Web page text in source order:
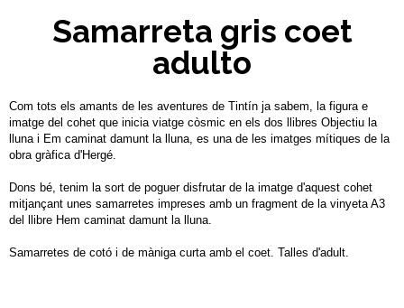
Samarreta gris coet
adulto
Com tots els amants de les aventures de Tintín ja sabem, la figura e
imatge del cohet que inicia viatge còsmic en els dos llibres Objectiu la
lluna i Em caminat damunt la lluna, es una de les imatges mítiques de la
obra gràfica d'Hergé.
Dons bé, tenim la sort de poguer disfrutar de la imatge d'aquest cohet
mitjançant unes samarretes impreses amb un fragment de la vinyeta A3
del llibre Hem caminat damunt la lluna.
Samarretes de cotó i de màniga curta amb el coet. Talles d'adult.